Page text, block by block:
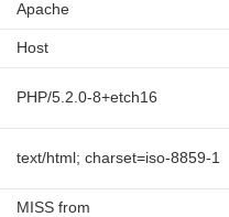
Apache
Host
PHP/5.2.0-8+etch16
text/html; charset=iso-8859-1
MISS from